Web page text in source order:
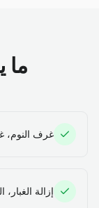
ما
غرف النوم،
إزالة